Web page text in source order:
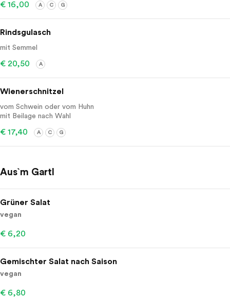
€ 16,00 A C G
Rindsgulasch
mit Semmel
€ 20,50 A
Wienerschnitzel
vom Schwein oder vom Huhn
mit Beilage nach Wahl
€ 17,40 A C G
Aus`m Gartl
Grüner Salat
vegan
€ 6,20
Gemischter Salat nach Saison
vegan
€ 6,80